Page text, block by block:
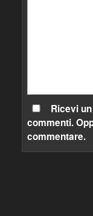
Ricevi
commenti.
commentare.